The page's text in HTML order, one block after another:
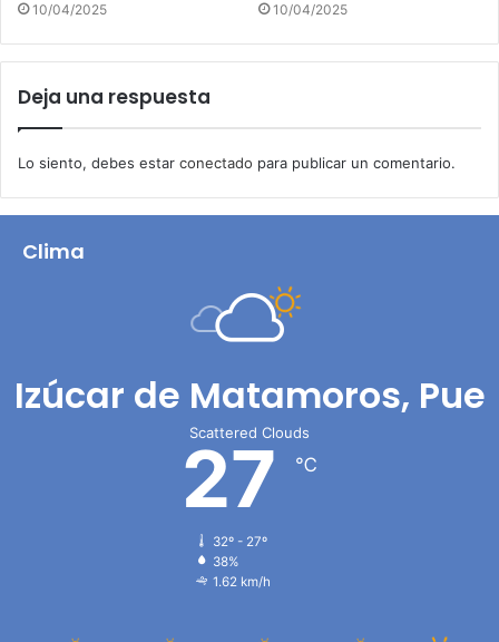
10/04/2025 10/04/2025
Deja una respuesta
Lo siento, debes estar conectado para publicar un comentario.
Clima
Izúcar de Matamoros, Pue
Scattered Clouds
27 ℃
32º - 27º
38%
1.62 km/h